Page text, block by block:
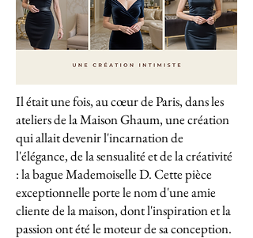
Il était une fois, au cœur de Paris, dans les
ateliers de la Maison Ghaum, une création
qui allait devenir l'incarnation de
l'élégance, de la sensualité et de la créativité
: la bague Mademoiselle D. Cette pièce
exceptionnelle porte le nom d'une amie
cliente de la maison, dont l'inspiration et la
passion ont été le moteur de sa conception.